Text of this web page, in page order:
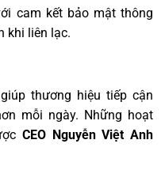
cam kết bảo mật thông
khi liên lạc.
thương hiệu tiếp cận
mỗi ngày. Những hoạt
CEO Nguyễn Việt Anh